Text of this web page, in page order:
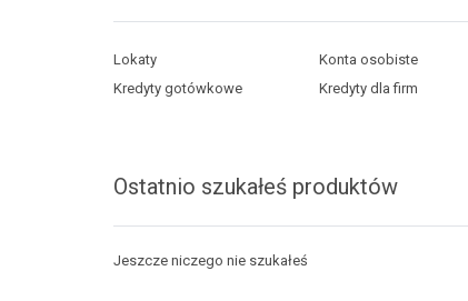
Lokaty
Konta osobiste
Kredyty gotówkowe
Kredyty dla firm
Ostatnio szukałeś produktów
Jeszcze niczego nie szukałeś